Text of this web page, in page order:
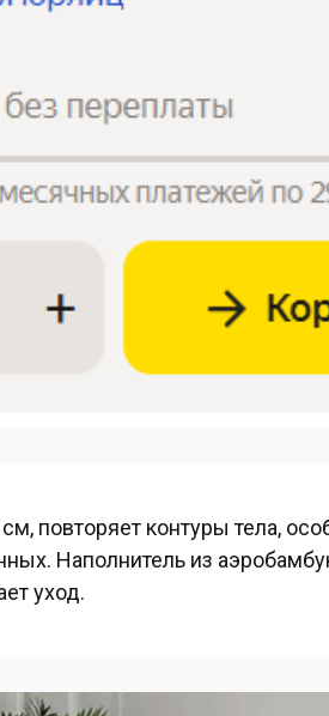
повторяет контуры тела,
Наполнитель из
уход.